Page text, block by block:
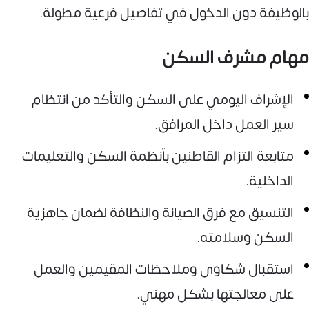
بالوظيفة دون الدخول في تفاصيل فرعية مطولة.
مهام مشرف السكن
الإشراف اليومي على السكن والتأكد من انتظام
سير العمل داخل المرافق.
متابعة التزام القاطنين بأنظمة السكن والتعليمات
الداخلية.
التنسيق مع فرق الصيانة والنظافة لضمان جاهزية
السكن وسلامته.
استقبال شكاوى وملاحظات المقيمين والعمل
على معالجتها بشكل مهني.